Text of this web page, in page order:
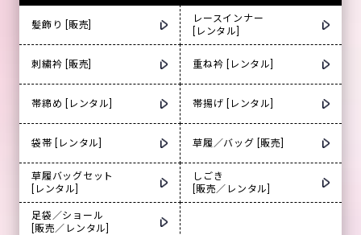
髪飾り [販売]
レースインナー
[レンタル]
刺繍衿 [販売] 重ね衿 [レンタル]
帯締め [レンタル] 帯揚げ [レンタル]
袋帯 [レンタル] 草履／バッグ [販売]
草履バッグセット
[レンタル]
しごき
[販売／レンタル]
足袋／ショール
[販売／レンタル]